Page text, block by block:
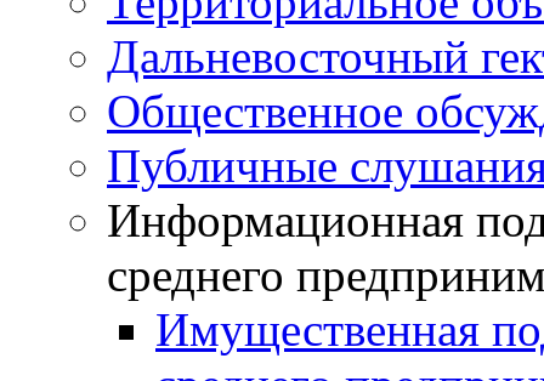
Дальневосточный
Общественное
Публичные
Информационная
среднего
Имущественная